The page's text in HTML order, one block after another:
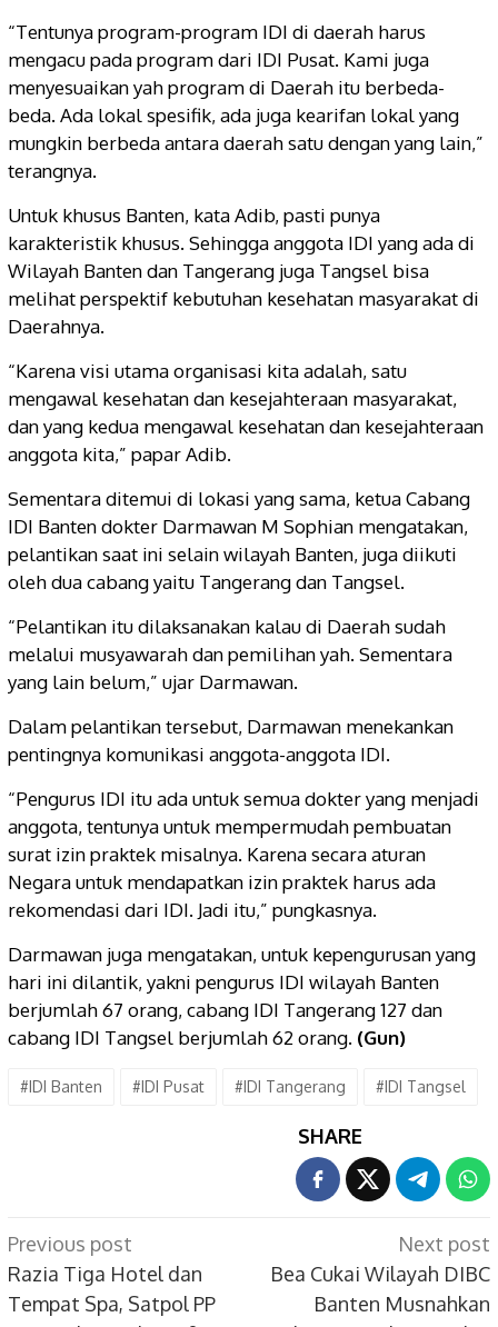
“Tentunya program-program IDI di daerah harus
mengacu pada program dari IDI Pusat. Kami juga
menyesuaikan yah program di Daerah itu berbeda-
beda. Ada lokal spesifik, ada juga kearifan lokal yang
mungkin berbeda antara daerah satu dengan yang lain,”
terangnya.
Untuk khusus Banten, kata Adib, pasti punya
karakteristik khusus. Sehingga anggota IDI yang ada di
Wilayah Banten dan Tangerang juga Tangsel bisa
melihat perspektif kebutuhan kesehatan masyarakat di
Daerahnya.
“Karena visi utama organisasi kita adalah, satu
mengawal kesehatan dan kesejahteraan masyarakat,
dan yang kedua mengawal kesehatan dan kesejahteraan
anggota kita,” papar Adib.
Sementara ditemui di lokasi yang sama, ketua Cabang
IDI Banten dokter Darmawan M Sophian mengatakan,
pelantikan saat ini selain wilayah Banten, juga diikuti
oleh dua cabang yaitu Tangerang dan Tangsel.
“Pelantikan itu dilaksanakan kalau di Daerah sudah
melalui musyawarah dan pemilihan yah. Sementara
yang lain belum,” ujar Darmawan.
Dalam pelantikan tersebut, Darmawan menekankan
pentingnya komunikasi anggota-anggota IDI.
“Pengurus IDI itu ada untuk semua dokter yang menjadi
anggota, tentunya untuk mempermudah pembuatan
surat izin praktek misalnya. Karena secara aturan
Negara untuk mendapatkan izin praktek harus ada
rekomendasi dari IDI. Jadi itu,” pungkasnya.
Darmawan juga mengatakan, untuk kepengurusan yang
hari ini dilantik, yakni pengurus IDI wilayah Banten
berjumlah 67 orang, cabang IDI Tangerang 127 dan
cabang IDI Tangsel berjumlah 62 orang. (Gun)
#IDI Banten #IDI Pusat #IDI Tangerang #IDI Tangsel
SHARE
Post
navigation
Previous post
Razia Tiga Hotel dan
Tempat Spa, Satpol PP
Next post
Bea Cukai Wilayah DIBC
Banten Musnahkan